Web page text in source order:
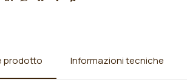
prodotto Informazioni tecniche